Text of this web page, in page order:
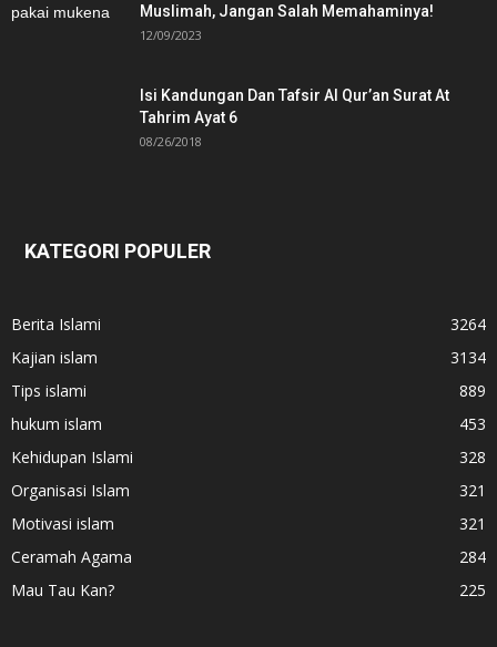
Muslimah, Jangan Salah Memahaminya!
12/09/2023
Isi Kandungan Dan Tafsir Al Qur’an Surat At
Tahrim Ayat 6
08/26/2018
KATEGORI POPULER
Berita Islami
3264
Kajian islam
3134
Tips islami
889
hukum islam
453
Kehidupan Islami
328
Organisasi Islam
321
Motivasi islam
321
Ceramah Agama
284
Mau Tau Kan?
225